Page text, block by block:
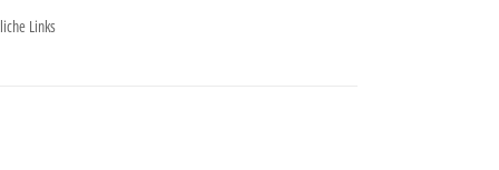
Links